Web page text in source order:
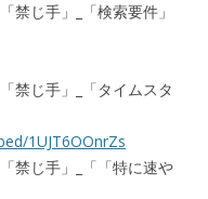
禁じ手」_「検索要件」
禁じ手」_「タイムスタ
1UJT6OOnrZs
禁じ手」_「「特に速や